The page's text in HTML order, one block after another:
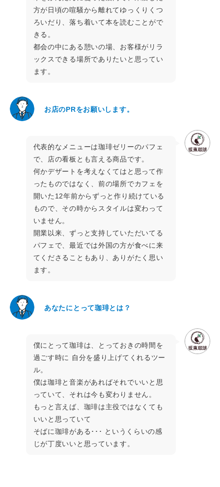
方が日頃の喧騒から離れてゆっくりくつ
ろいだり、落ち着いて本を読むことがで
きる。
都会の中にある憩いの場、お客様がリラ
ックスできる場所でありたいと思ってい
ます。
お店のPRをお願いします。
代表的なメニューは珈琲ゼリーのパフェ
で、店の看板とも言える商品です。
何かデザートを考えなくてはと思って作
ったものではなく、前の場所でカフェを
開いた12年前からずっと作り続けている
もので、その時からスタイルは変わって
いません。
開業以来、ずっと支持していただいてる
パフェで、最近では外国の方が食べに来
てくださることもあり、ありがたく思い
ます。
あなたにとって珈琲とは？
僕にとって珈琲は、とっておきの時間を
過ごす時に 自分を盛り上げてくれるツー
ル。
僕は珈琲と音楽があればそれでいいと思
っていて、それは今も変わりません。
もっと言えば、珈琲は主役ではなくても
いいと思っていて
そばに珈琲がある･･･ というくらいの感
じが丁度いいと思っています。